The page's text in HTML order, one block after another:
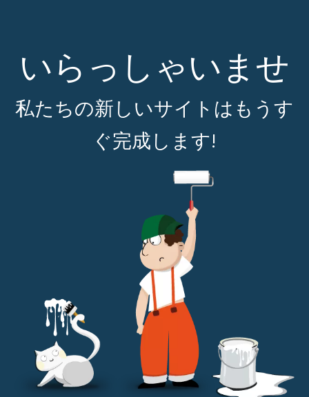
いらっしゃいませ
私たちの新しいサイトはもうす
ぐ完成します!